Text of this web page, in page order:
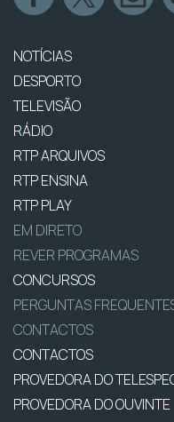
NOTÍCIAS
DESPORTO
TELEVISÃO
RÁDIO
RTP ARQUIVOS
RTP ENSINA
RTP PLAY
EM DIRETO
REVER PROGRAMAS
CONCURSOS
PERGUNTAS
CONTACTOS
CONTACTOS
PROVEDORA DO
PROVEDORA DO OUVINTE